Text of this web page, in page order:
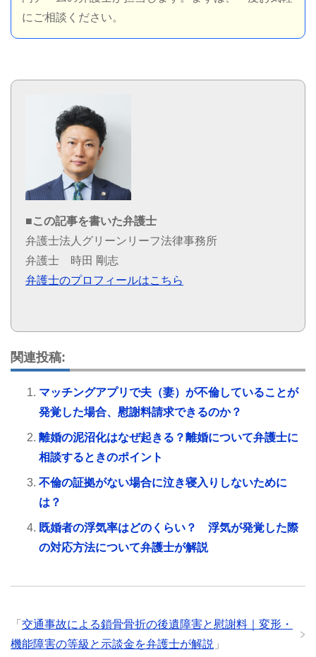
にご相談ください。
■この記事を書いた弁護士
弁護士法人グリーンリーフ法律事務所
弁護士 時田 剛志
弁護士のプロフィールはこちら
関連投稿:
マッチングアプリで夫（妻）が不倫していることが
発覚した場合、慰謝料請求できるのか？
離婚の泥沼化はなぜ起きる？離婚について弁護士に
相談するときのポイント
不倫の証拠がない場合に泣き寝入りしないために
は？
既婚者の浮気率はどのくらい？ 浮気が発覚した際
の対応方法について弁護士が解説
「 交通事故による鎖骨骨折の後遺障害と慰謝料｜変形・
機能障害の等級と示談金を弁護士が解説 」